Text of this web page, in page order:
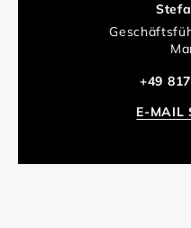
+49
E-MAIL